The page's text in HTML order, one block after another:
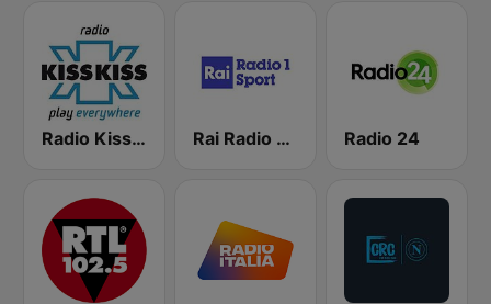
Radio Kiss Kiss Rai Radio 1 Sport Radio 24